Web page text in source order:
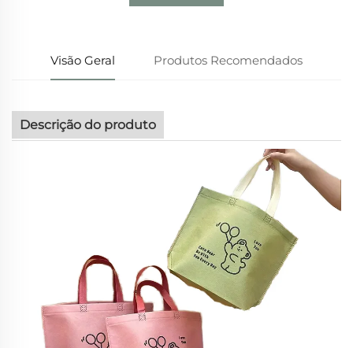
Visão Geral Produtos Recomendados
Descrição do produto